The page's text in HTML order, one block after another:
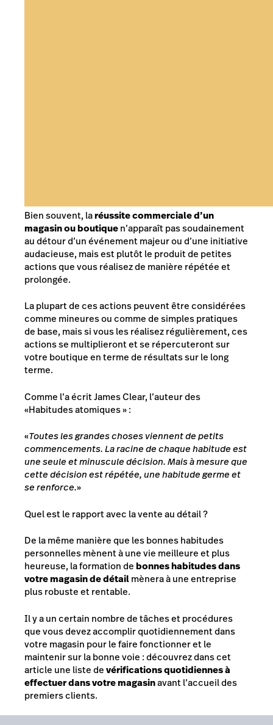
Bien souvent, laréussite commerciale d’un
magasin ou boutiquen’apparaît pas soudainement
au détour d’un événement majeur ou d’une initiative
audacieuse, mais est plutôt le produit de petites
actions que vous réalisez de manière répétée et
prolongée.
La plupart de ces actions peuvent être considérées
comme mineures ou comme de simples pratiques
de base, mais si vous les réalisez régulièrement, ces
actions se multiplieront et se répercuteront sur
votre boutique en terme de résultats sur le long
terme.
Comme l’a écrit James Clear, l’auteur des
«Habitudes atomiques»:
«Toutes les grandes choses viennent de petits
commencements. La racine de chaque habitude est
une seule et minuscule décision. Mais à mesure que
cette décision est répétée, une habitude germe et
se renforce.»
Quel est le rapport avec la vente au détail ?
De la même manière que les bonnes habitudes
personnelles mènent à une vie meilleure et plus
heureuse, la formation debonnes habitudes dans
votre magasin de détailmènera à une entreprise
plus robuste et rentable.
Il y a un certain nombre de tâches et procédures
que vous devez accomplir quotidiennement dans
votre magasin pour le faire fonctionner et le
maintenir sur la bonne voie : découvrez dans cet
article une liste devérifications quotidiennes à
effectuer dans votre magasinavant l’accueil des
premiers clients.